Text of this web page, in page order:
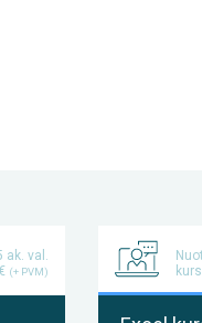
ak. val.
(+ PVM)